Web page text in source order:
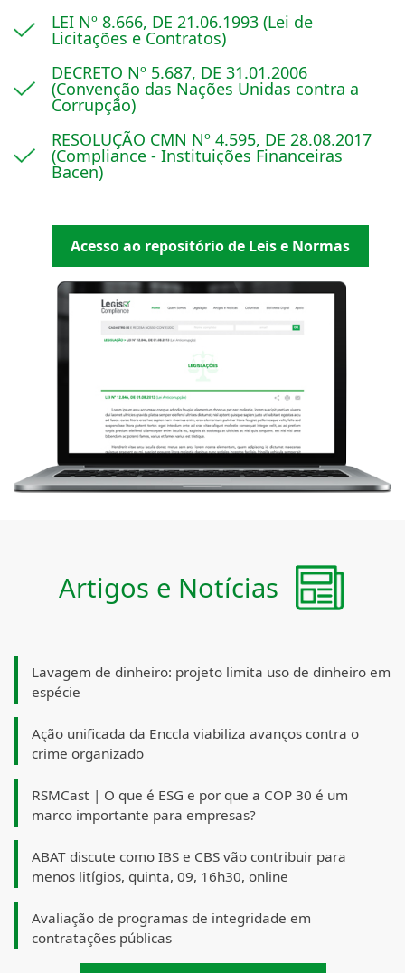
LEI Nº 8.666, DE 21.06.1993 (Lei de
Licitações e Contratos)
DECRETO Nº 5.687, DE 31.01.2006
(Convenção das Nações Unidas contra a
Corrupção)
RESOLUÇÃO CMN Nº 4.595, DE 28.08.2017
(Compliance - Instituições Financeiras
Bacen)
Acesso ao repositório de Leis e Normas
Artigos e Notícias
Lavagem de dinheiro: projeto limita uso de dinheiro em
espécie
Ação unificada da Enccla viabiliza avanços contra o
crime organizado
RSMCast | O que é ESG e por que a COP 30 é um
marco importante para empresas?
ABAT discute como IBS e CBS vão contribuir para
menos litígios, quinta, 09, 16h30, online
Avaliação de programas de integridade em
contratações públicas